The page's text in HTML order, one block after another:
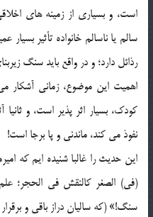
است، و بسياري از زمينه هاي
سالم يا ناسالم خانواده تأثير
رذائل دارد؛ و در واقع بايد سنگ
اهميت اين موضوع، زماني آشكار
كودك، بسيار اثر پذير است، و
نفوذ مي كند، ماندني و پا برجا است!
اين حديث را غالبا شنيده ايم كه
(في) الصغر كالنقش في الحجر؛
سنگ!» (كه ساليان دراز باقي و برقرار